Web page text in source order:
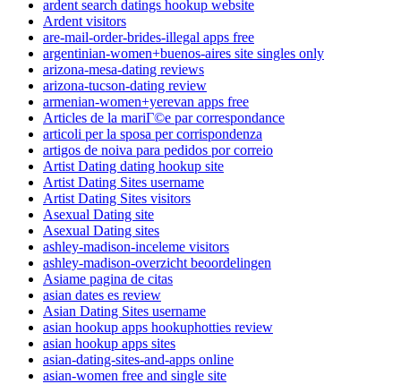
ardent search datings hookup website
Ardent visitors
are-mail-order-brides-illegal apps free
argentinian-women+buenos-aires site singles only
arizona-mesa-dating reviews
arizona-tucson-dating review
armenian-women+yerevan apps free
Articles de la mariГ©e par correspondance
articoli per la sposa per corrispondenza
artigos de noiva para pedidos por correio
Artist Dating dating hookup site
Artist Dating Sites username
Artist Dating Sites visitors
Asexual Dating site
Asexual Dating sites
ashley-madison-inceleme visitors
ashley-madison-overzicht beoordelingen
Asiame pagina de citas
asian dates es review
Asian Dating Sites username
asian hookup apps hookuphotties review
asian hookup apps sites
asian-dating-sites-and-apps online
asian-women free and single site